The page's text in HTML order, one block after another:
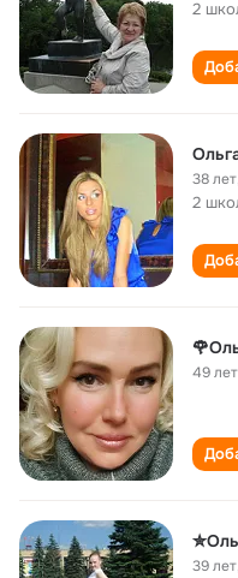
2
38 лет
2
49 лет
39 лет